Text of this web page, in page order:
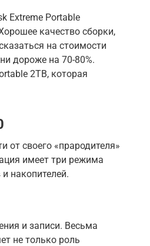
Extreme Portable
качество сборки,
на стоимости
дороже на 70-80%.
2TB, которая
от своего «прародителя»
имеет три режима
накопителей.
и записи. Весьма
не только роль